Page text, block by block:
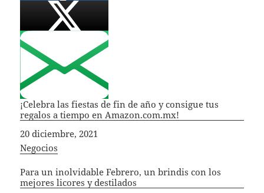
¡Celebra las fiestas de fin de año y consigue tus
regalos a tiempo en Amazon.com.mx!
Fecha
20 diciembre, 2021
In relation to
Negocios
Para un inolvidable Febrero, un brindis con los
mejores licores y destilados